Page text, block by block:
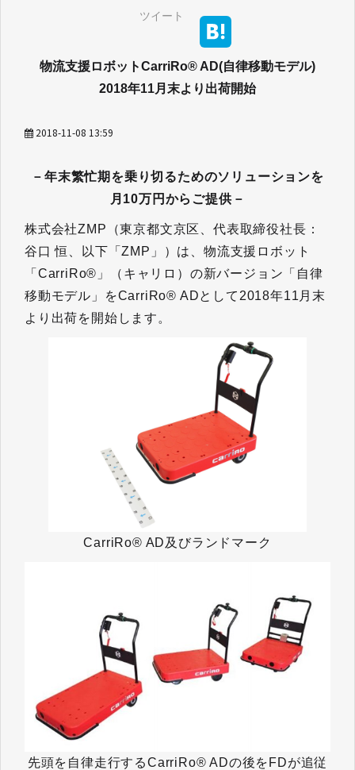
ツイート
物流支援ロボットCarriRo® AD(自律移動モデル)
2018年11月末より出荷開始
2018-11-08 13:59
－年末繁忙期を乗り切るためのソリューションを
月10万円からご提供－
株式会社ZMP（東京都文京区、代表取締役社長：
谷口 恒、以下「ZMP」）は、物流支援ロボット
「CarriRo®」（キャリロ）の新バージョン「自律
移動モデル」をCarriRo® ADとして2018年11月末
より出荷を開始します。
CarriRo® AD及びランドマーク
先頭を自律走行するCarriRo® ADの後をFDが追従